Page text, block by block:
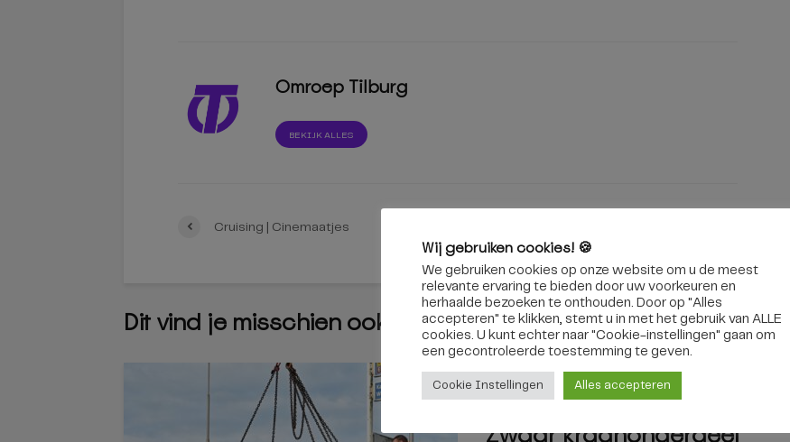
Omroep Tilburg
BEKIJK ALLES
Cruising | Cinemaatjes
Dit vind je misschien ook interessant
TILBURG
Zwaar kraanonderdeel
Wij gebruiken cookies! 🍪
We gebruiken cookies op onze website om u de meest
relevante ervaring te bieden door uw voorkeuren en
herhaalde bezoeken te onthouden. Door op "Alles
accepteren" te klikken, stemt u in met het gebruik van ALLE
cookies. U kunt echter naar "Cookie-instellingen" gaan om
een ​​gecontroleerde toestemming te geven.
Cookie Instellingen Alles accepteren